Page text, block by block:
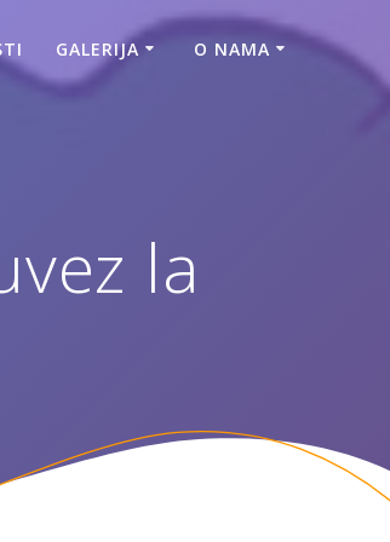
GALERIJA O NAMA
la